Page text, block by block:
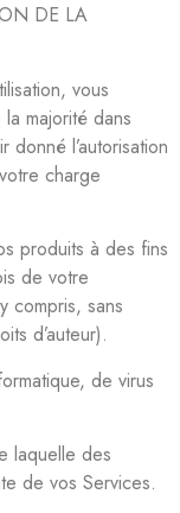
DE LA
vous
majorité dans
l’autorisation
charge
produits à des fins
de votre
compris, sans
d’auteur).
de virus
laquelle des
de vos Services.